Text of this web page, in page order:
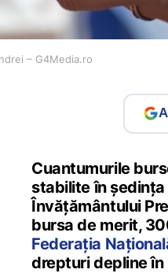
– G4Media.ro
Cuantumurile
stabilite în
Învățământului
bursa de merit,
Federația
drepturi depline în